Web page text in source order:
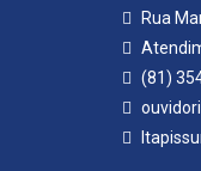
Rua
(81)